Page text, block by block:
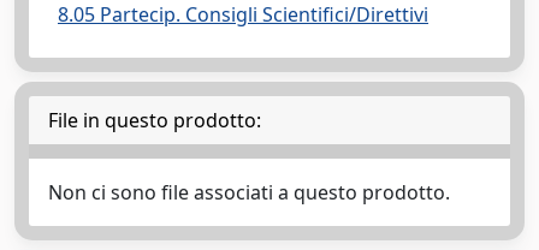
8.05 Partecip. Consigli Scientifici/Direttivi
File in questo prodotto:
Non ci sono file associati a questo prodotto.